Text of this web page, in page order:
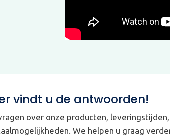
vindt u de antwoorden!
over onze producten, leveringstijden,
We helpen u graag